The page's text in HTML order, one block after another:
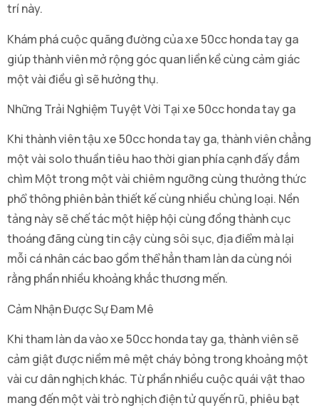
trí này.
Khám phá cuộc quãng đường của xe 50cc honda tay ga
giúp thành viên mở rộng góc quan liền kề cùng cảm giác
một vài điều gì sẽ hưởng thụ.
Những Trải Nghiệm Tuyệt Vời Tại xe 50cc honda tay ga
Khi thành viên tậu xe 50cc honda tay ga, thành viên chẳng
một vài solo thuần tiêu hao thời gian phía cạnh đấy đắm
chìm Một trong một vài chiêm ngưỡng cùng thưởng thức
phổ thông phiên bản thiết kế cùng nhiều chủng loại. Nền
tảng này sẽ chế tác một hiệp hội cùng đồng thành cục
thoáng đãng cùng tin cậy cùng sôi sục, địa điểm mà lại
mỗi cá nhân các bao gồm thể hẳn tham làn da cùng nói
rằng phần nhiều khoảng khắc thương mến.
Cảm Nhận Được Sự Đam Mê
Khi tham làn da vào xe 50cc honda tay ga, thành viên sẽ
cảm giật được niềm mê mệt cháy bỏng trong khoảng một
vài cư dân nghịch khác. Từ phần nhiều cuộc quái vật thao
mang đến một vài trò nghịch điện tử quyến rũ, phiêu bạt